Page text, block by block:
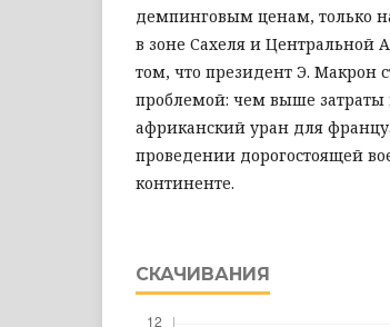
демпинговым ценам, только
в зоне Сахеля и Центральной
том, что президент Э. Макрон
проблемой: чем выше
африканский уран для
проведении дорогостоящей
континенте.
СКАЧИВАНИЯ